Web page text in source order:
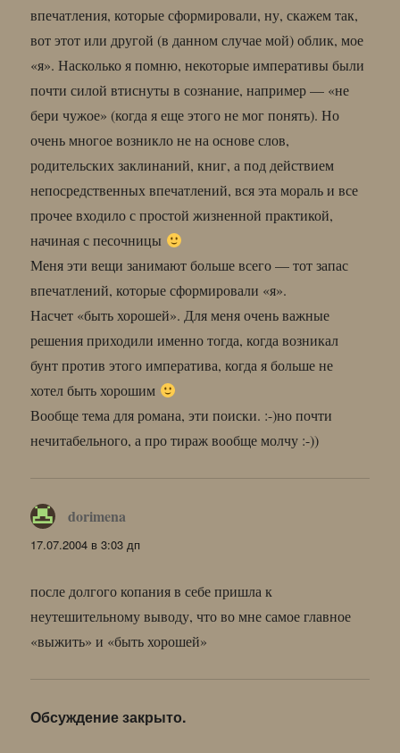
впечатления, которые сформировали, ну, скажем так,
вот этот или другой (в данном случае мой) облик, мое
«я». Насколько я помню, некоторые императивы были
почти силой втиснуты в сознание, например — «не
бери чужое» (когда я еще этого не мог понять). Но
очень многое возникло не на основе слов,
родительских заклинаний, книг, а под действием
непосредственных впечатлений, вся эта мораль и все
прочее входило с простой жизненной практикой,
начиная с песочницы
Меня эти вещи занимают больше всего — тот запас
впечатлений, которые сформировали «я».
Насчет «быть хорошей». Для меня очень важные
решения приходили именно тогда, когда возникал
бунт против этого императива, когда я больше не
хотел быть хорошим
Вообще тема для романа, эти поиски. :-)но почти
нечитабельного, а про тираж вообще молчу :-))
dorimena
17.07.2004 в 3:03 дп
после долгого копания в себе пришла к
неутешительному выводу, что во мне самое главное
«выжить» и «быть хорошей»
Обсуждение закрыто.